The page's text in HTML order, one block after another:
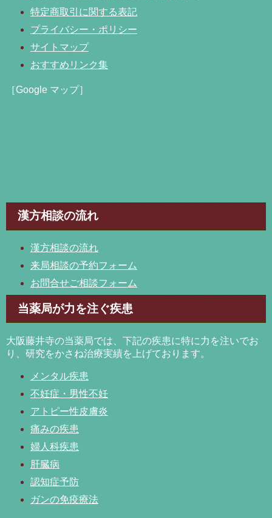
特定商取引に関する表記
プライバシー・ポリシー
サイトマップ
おすすめリンク集
［Google マップ］
漢方相談の流れ
漢方相談の流れ
来局相談の予約フォーム
お問合せご相談フォーム
当薬局が力を注ぐ疾患
大阪藤井寺の当薬局では、下記の疾患に特に力を注いでお
り、研究をかさね治療実績を上げております。
メンタル疾患
不妊症・男性不妊
アトピー性皮膚炎
痛みの疾患
婦人科疾患
肝臓病
認知症予防
ガンの免疫療法